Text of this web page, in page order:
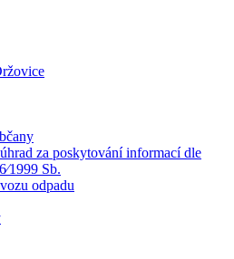
za poskytování informací dle
Sb.
odpadu